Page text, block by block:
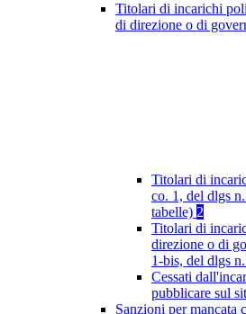
Titolari di incarichi
di direzione o di
Titolari di
co. 1, del dlgs
tabelle) 2
Titolari di
direzione o di
1-bis, del dlgs
Cessati
pubblicare sul
Sanzioni per mancata